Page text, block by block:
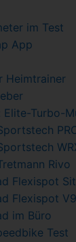
im Test
App
Heimtrainer
Elite-Turbo-
Rivo
Flexispot
Flexispot
im Büro
Test